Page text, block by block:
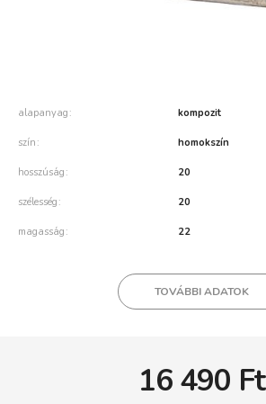
alapanyag kompozit
szín homokszín
hosszúság 20
szélesség 20
magasság 22
TOVÁBBI ADATOK
16 490 Ft